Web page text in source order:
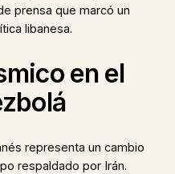
prensa que marcó un
libanesa.
en el
representa un cambio
respaldado por Irán.